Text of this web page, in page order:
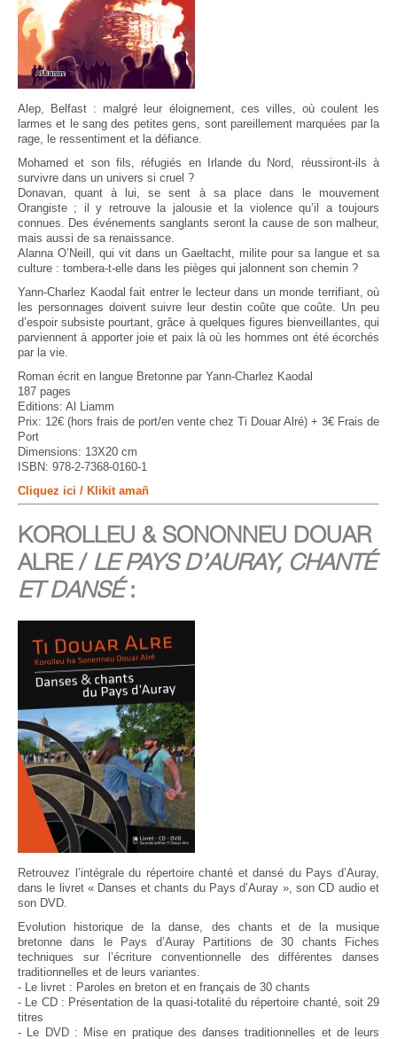
Alep, Belfast : malgré leur éloignement, ces villes, où coulent les
larmes et le sang des petites gens, sont pareillement marquées par la
rage, le ressentiment et la défiance.
Mohamed et son fils, réfugiés en Irlande du Nord, réussiront-ils à
survivre dans un univers si cruel ?
Donavan, quant à lui, se sent à sa place dans le mouvement
Orangiste ; il y retrouve la jalousie et la violence qu’il a toujours
connues. Des événements sanglants seront la cause de son malheur,
mais aussi de sa renaissance.
Alanna O’Neill, qui vit dans un Gaeltacht, milite pour sa langue et sa
culture : tombera-t-elle dans les pièges qui jalonnent son chemin ?
Yann-Charlez Kaodal fait entrer le lecteur dans un monde terrifiant, où
les personnages doivent suivre leur destin coûte que coûte. Un peu
d’espoir subsiste pourtant, grâce à quelques figures bienveillantes, qui
parviennent à apporter joie et paix là où les hommes ont été écorchés
par la vie.
Roman écrit en langue Bretonne par Yann-Charlez Kaodal
187 pages
Editions: Al Liamm
Prix: 12€ (hors frais de port/en vente chez Ti Douar Alré) + 3€ Frais de
Port
Dimensions: 13X20 cm
ISBN: 978-2-7368-0160-1
Cliquez ici / Klikit amañ
KOROLLEU & SONONNEU DOUAR
ALRE /LE PAYS D’AURAY, CHANTÉ
ET DANSÉ:
Retrouvez l’intégrale du répertoire chanté et dansé du Pays d’Auray,
dans le livret « Danses et chants du Pays d’Auray », son CD audio et
son DVD.
Evolution historique de la danse, des chants et de la musique
bretonne dans le Pays d’Auray Partitions de 30 chants Fiches
techniques sur l’écriture conventionnelle des différentes danses
traditionnelles et de leurs variantes.
- Le livret : Paroles en breton et en français de 30 chants
- Le CD : Présentation de la quasi-totalité du répertoire chanté, soit 29
titres
- Le DVD : Mise en pratique des danses traditionnelles et de leurs